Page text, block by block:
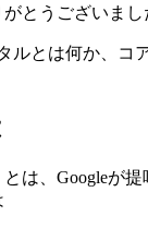
とうございまし
ルとは何か、コ
とは、Googleが